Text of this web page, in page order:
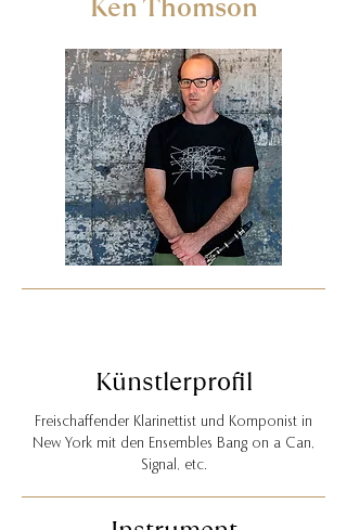
Künstlerprofil
Freischaffender Klarinettist und Komponist in
New York mit den Ensembles Bang on a Can,
Signal, etc.